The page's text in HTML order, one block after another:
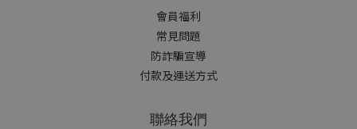
會員福利
常見問題
防詐騙宣導
付款及運送方式
聯絡我們